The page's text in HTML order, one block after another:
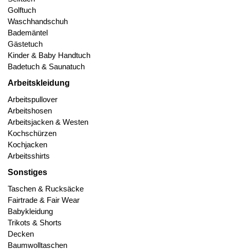
Golftuch
Waschhandschuh
Bademäntel
Gästetuch
Kinder & Baby Handtuch
Badetuch & Saunatuch
Arbeitskleidung
Arbeitspullover
Arbeitshosen
Arbeitsjacken & Westen
Kochschürzen
Kochjacken
Arbeitsshirts
Sonstiges
Taschen & Rucksäcke
Fairtrade & Fair Wear
Babykleidung
Trikots & Shorts
Decken
Baumwolltaschen